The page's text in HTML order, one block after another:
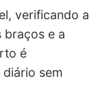
verificando a
braços e a
é
sem